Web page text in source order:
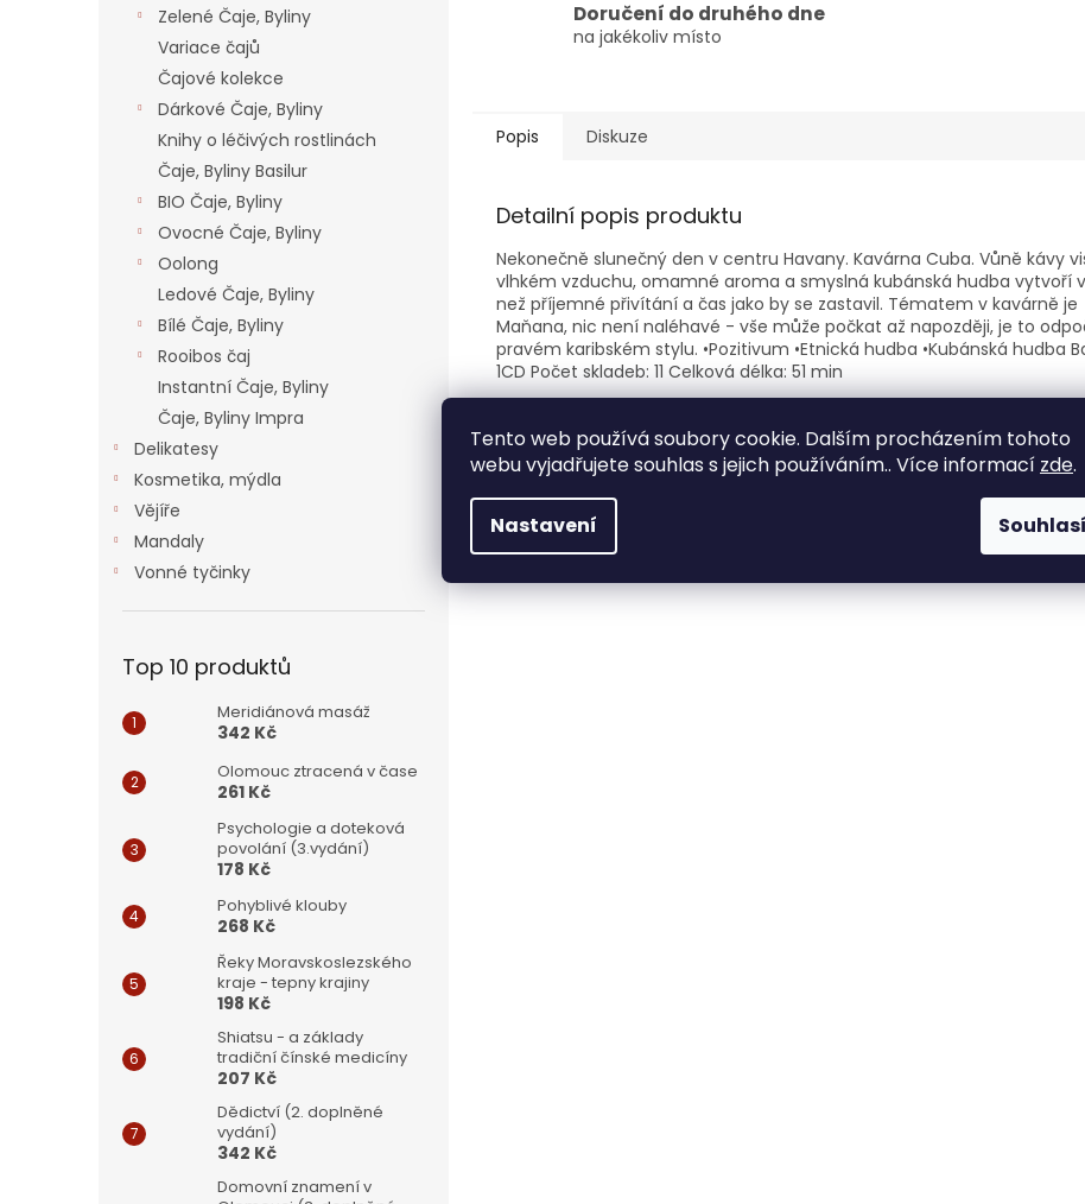
Tento web používá soubory cookie. Dalším procházením tohoto
webu vyjadřujete souhlas s jejich používáním.. Více informací zde.
Nastavení
Zelené Čaje, Byliny
Variace čajů
Čajové kolekce
Dárkové Čaje, Byliny
Knihy o léčivých rostlinách
Čaje, Byliny Basilur
BIO Čaje, Byliny
Ovocné Čaje, Byliny
Oolong
Ledové Čaje, Byliny
Bílé Čaje, Byliny
Rooibos čaj
Instantní Čaje, Byliny
Čaje, Byliny Impra
Delikatesy
Kosmetika, mýdla
Vějíře
Mandaly
Vonné tyčinky
Top 10 produktů
Meridiánová masáž
342 Kč
Olomouc ztracená v čase
261 Kč
Psychologie a doteková
povolání (3.vydání)
178 Kč
Pohyblivé klouby
268 Kč
Řeky Moravskoslezského
kraje - tepny krajiny
198 Kč
Shiatsu - a základy
tradiční čínské medicíny
207 Kč
Dědictví (2. doplněné
vydání)
342 Kč
Domovní znamení v
Doručení do druhého dne
na jakékoliv místo
Popis Diskuze
Detailní popis produktu
Nekonečně slunečný den v centru Havany. Kavárna Cuba. Vůně kávy
vlhkém vzduchu, omamné aroma a smyslná kubánská hudba vytvoří
než příjemné přivítání a čas jako by se zastavil. Tématem v kavárně je
Maňana, nic není naléhavé - vše může počkat až napozději, je to
pravém karibském stylu. •Pozitivum •Etnická hudba •Kubánská hudba
1CD Počet skladeb: 11 Celková délka: 51 min